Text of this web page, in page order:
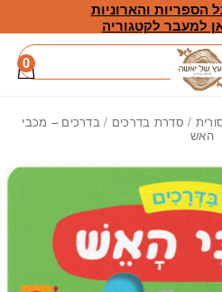
כל הספריות והארוניות
למעבר לקטגוריה
0
/ סדרת בדרכים / בדרכים – מכבי
האש